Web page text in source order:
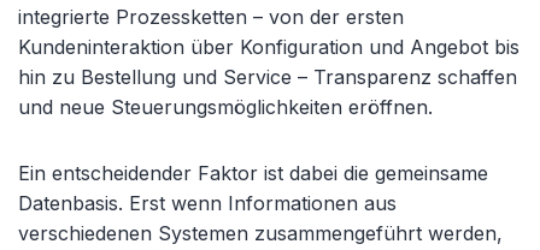
integrierte Prozessketten – von der ersten
Kundeninteraktion über Konfiguration und Angebot bis
hin zu Bestellung und Service – Transparenz schaffen
und neue Steuerungsmöglichkeiten eröffnen.
Ein entscheidender Faktor ist dabei die gemeinsame
Datenbasis. Erst wenn Informationen aus
verschiedenen Systemen zusammengeführt werden,